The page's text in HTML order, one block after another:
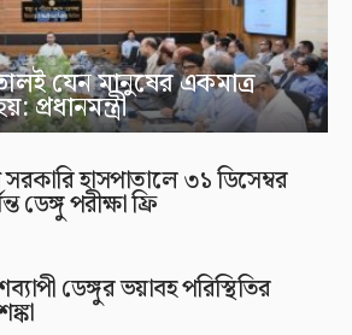
যেন মানুষের একমাত্র
হাসপাতালে ৩১ ডিসেম্বর
ডেঙ্গু পরীক্ষা ফ্রি
ডেঙ্গুর ভয়াবহ পরিস্থিতির